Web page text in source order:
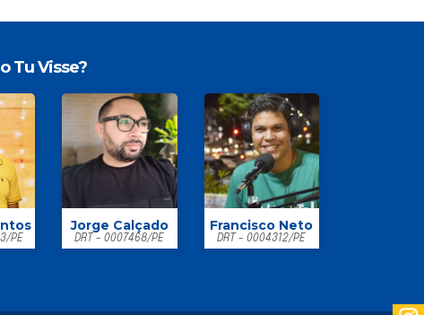
Tu Visse?
PE
Jorge Calçado
DRT - 0007468/PE
Francisco Neto
DRT - 0004312/PE